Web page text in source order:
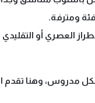
ومترفة.
العصري أو
مدروس، وهنا تقدم